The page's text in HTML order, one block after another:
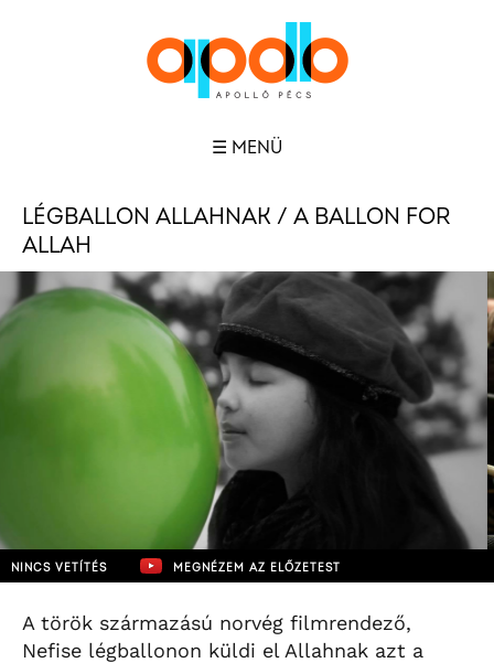
☰ MENÜ
LÉGBALLON ALLAHNAK / A BALLON FOR
ALLAH
NINCS VETÍTÉS MEGNÉZEM AZ ELŐZETEST
A török származású norvég filmrendező,
Nefise légballonon küldi el Allahnak azt a